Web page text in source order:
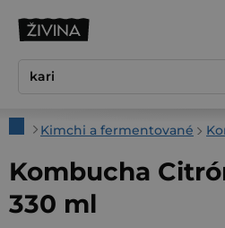
DomovKimchi a fermentované
Kombucha
330 ml